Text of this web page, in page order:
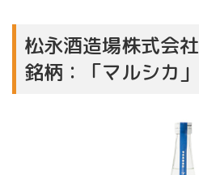
松永酒造場株式会社
銘柄：「マルシカ」